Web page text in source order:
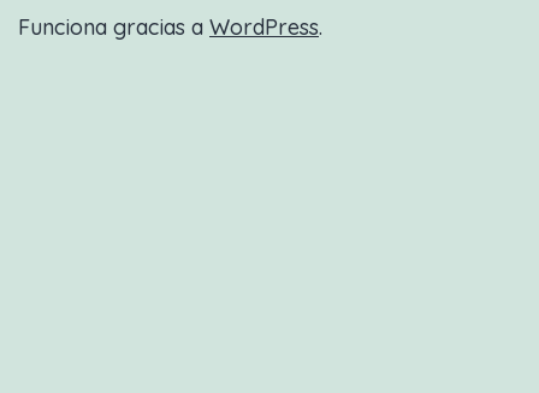
Funciona gracias a WordPress.